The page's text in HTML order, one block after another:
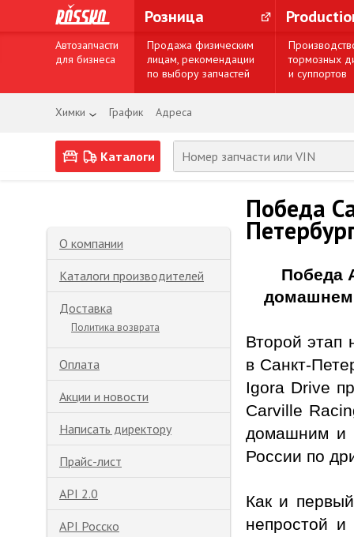
Розница
Автозапчасти
для бизнеса
Продажа физическим
лицам, рекомендации
по выбору запчастей
тормозных
и суппортов
Химки График Адреса
Каталоги
О компании
Каталоги производителей
Доставка
Политика возврата
Оплата
Акции и новости
Написать директору
Прайс-лист
API 2.0
API Росско
Победа
Победа
домашнем
Второй этап
в Санкт-
Igora Drive
Carville
домашним и
России по
Как и
непростой